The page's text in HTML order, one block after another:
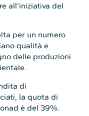
all’iniziativa del
per un numero
qualità e
delle produzioni
di
la quota di
è del 39%.